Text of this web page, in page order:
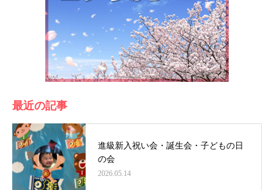
最近の記事
進級新入祝い会・誕生会・子どもの日
の会
2026.05.14